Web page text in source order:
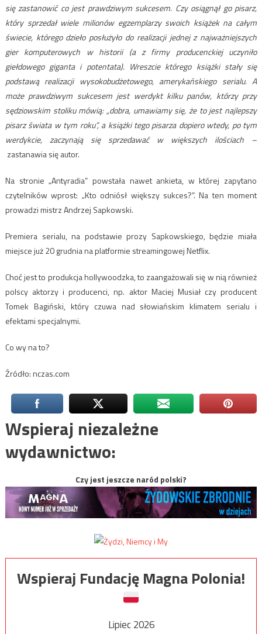
się zastanowić co jest prawdziwym sukcesem. Czy osiągnął go pisarz,
który sprzedał wiele milionów egzemplarzy swoich książek na całym
świecie, którego dzieło posłużyło do realizacji jednej z najważniejszych
gier komputerowych w historii (a z firmy producenckiej uczyniło
giełdowego giganta i potentata). Wreszcie którego książki stały się
podstawą realizacji wysokobudżetowego, amerykańskiego serialu. A
może prawdziwym sukcesem jest werdykt kilku panów, którzy przy
sędziowskim stoliku mówią: „dobra, umawiamy się, że to jest najlepszy
pisarz świata w tym roku”, a książki tego pisarza dopiero wtedy, po tym
werdykcie, zaczynają się sprzedawać w większych ilościach –
zastanawia się autor.
Na stronie „Antyradia” powstała nawet ankieta, w której zapytano
czytelników wprost: „Kto odniósł większy sukces?”. Na ten moment
prowadzi mistrz Andrzej Sapkowski.
Premiera serialu, na podstawie prozy Sapkowskiego, będzie miała
miejsce już 20 grudnia na platformie streamingowej Netflix.
Choć jest to produkcja hollywoodzka, to zaangażowali się w nią również
polscy aktorzy i producenci, np. aktor Maciej Musiał czy producent
Tomek Bagiński, który czuwa nad słowiańskim klimatem serialu i
efektami specjalnymi.
Co wy na to?
Źródło: nczas.com
Wspieraj niezależne
wydawnictwo:
Czy jest jeszcze naród polski?
Wspieraj Fundację Magna Polonia!
Lipiec 2026